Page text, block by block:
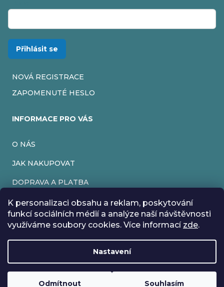
K personalizaci obsahu a reklam, poskytování
funkcí sociálních médií a analýze naší návštěvnosti
využíváme soubory cookies. Více informací zde.
Nastavení
Odmítnout Souhlasím
Rádi bychom vás informovali, že od 17. 7. do 24. 7. včetně
máme z důvodu dovolené zavřeno. Všechny objednávky
budou vyřízeny co nejdříve od 27. 7. :) Přejeme vám krásné
Přihlásit se
NOVÁ REGISTRACE
ZAPOMENUTÉ HESLO
INFORMACE PRO VÁS
O NÁS
JAK NAKUPOVAT
DOPRAVA A PLATBA
OBCHODNÍ PODMÍNKY
PODMÍNKY OCHRANY OSOBNÍCH ÚDAJŮ
VRÁCENÍ ZBOŽÍ
Loading